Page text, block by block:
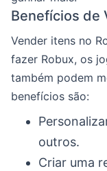
Benefícios de
Vender itens no
fazer Robux, os
também podem
benefícios são:
outros.
Criar uma